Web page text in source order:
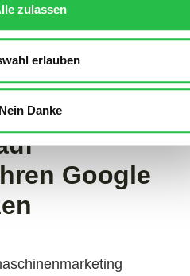
zulassen
erlauben
Nein Danke
gerne zur Seite.
Google